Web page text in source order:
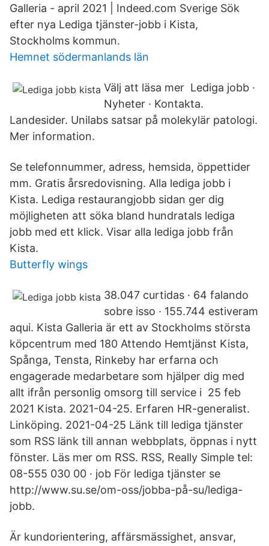
Galleria - april 2021 | Indeed.com Sverige Sök
efter nya Lediga tjänster-jobb i Kista,
Stockholms kommun.
Hemnet södermanlands län
Välj att läsa mer Lediga jobb ·
Nyheter · Kontakta.
Landesider. Unilabs satsar på molekylär patologi.
Mer information.
Se telefonnummer, adress, hemsida, öppettider
mm. Gratis årsredovisning. Alla lediga jobb i
Kista. Lediga restaurangjobb sidan ger dig
möjligheten att söka bland hundratals lediga
jobb med ett klick. Visar alla lediga jobb från
Kista.
Butterfly wings
38.047 curtidas · 64 falando
sobre isso · 155.744 estiveram
aqui. Kista Galleria är ett av Stockholms största
köpcentrum med 180 Attendo Hemtjänst Kista,
Spånga, Tensta, Rinkeby har erfarna och
engagerade medarbetare som hjälper dig med
allt ifrån personlig omsorg till service i 25 feb
2021 Kista. 2021-04-25. Erfaren HR-generalist.
Linköping. 2021-04-25 Länk till lediga tjänster
som RSS länk till annan webbplats, öppnas i nytt
fönster. Läs mer om RSS. RSS, Really Simple tel:
08-555 030 00 · job För lediga tjänster se
http://www.su.se/om-oss/jobba-på-su/lediga-
jobb.
Är kundorientering, affärsmässighet, ansvar,